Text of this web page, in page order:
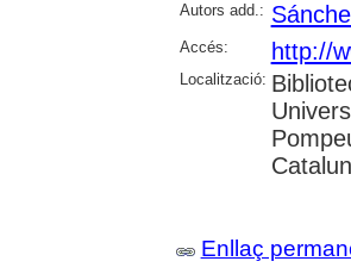
Autors add.:
Accés: http://
Localització:
Enllaç